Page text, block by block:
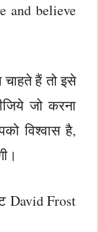
and believe
हैं तो इसे
जो करना
विश्वास है,
David Frost